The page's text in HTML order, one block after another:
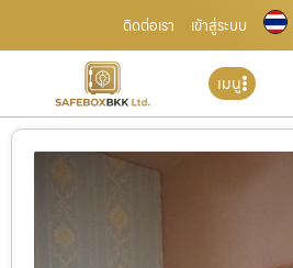
ติดต่อเรา เข้าสู่ระบบ
เมนู